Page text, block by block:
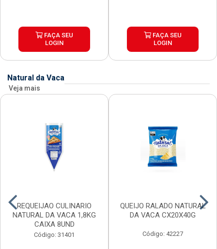
FAÇA SEU
LOGIN
FAÇA SEU
LOGIN
Natural da Vaca
Veja mais
REQUEIJAO CULINARIO
NATURAL DA VACA 1,8KG
CAIXA 8UND
Código: 31401
QUEIJO RALADO NATURAL
DA VACA CX20X40G
Código: 42227